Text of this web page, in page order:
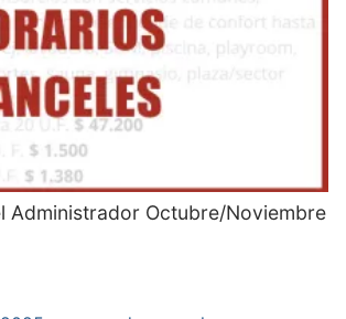
Administrador Octubre/Noviembre